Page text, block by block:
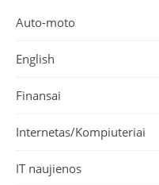
Auto-moto
English
Finansai
Internetas/Kompiuteriai
IT naujienos